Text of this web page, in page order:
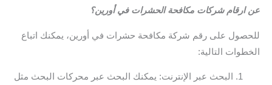
عن ارقام شركات مكافحة الحشرات في أورين؟
للحصول على رقم شركة مكافحة حشرات في أورين، يمكنك اتباع
الخطوات التالية:
البحث عبر الإنترنت: يمكنك البحث عبر محركات البحث مثل